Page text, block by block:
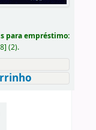
para empréstimo:
] (2).